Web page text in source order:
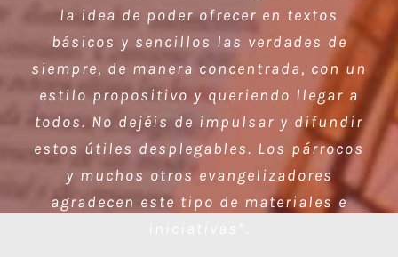
la idea de poder ofrecer en textos
básicos y sencillos las verdades de
siempre, de manera concentrada, con un
estilo propositivo y queriendo llegar a
todos. No dejéis de impulsar y difundir
estos útiles desplegables. Los párrocos
y muchos otros evangelizadores
agradecen este tipo de materiales e